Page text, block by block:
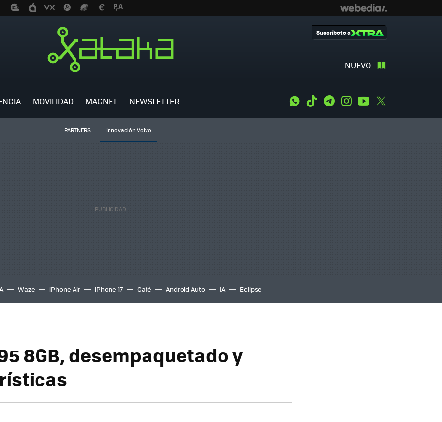
NUEVO
Suscríbete a
MOVILIDAD MAGNET NEWSLETTER WhatsApp
Tiktok TelegramInstagramYoutube
PARTNERS Innovación Volvo
Waze iPhone Air iPhone 17 Café Android Auto IA Eclipse
8GB, desempaquetado y